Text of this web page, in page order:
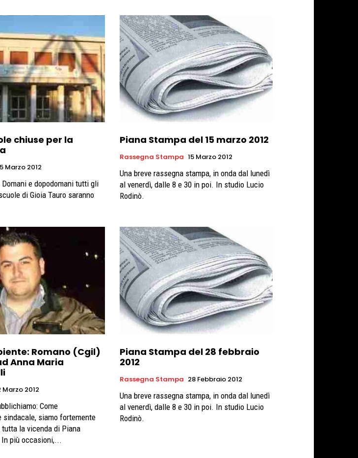
chiuse per la
Marzo 2012
Domani e dopodomani tutti gli
di Gioia Tauro saranno
Piana Stampa del 15 marzo 2012
Rassegna Stampa 15 Marzo 2012
Una breve rassegna stampa, in onda dal lunedì
al venerdì, dalle 8 e 30 in poi. In studio Lucio
Rodinò.
Romano (Cgil)
Anna Maria
Marzo 2012
Come
sindacale, siamo fortemente
la vicenda di Piana
più occasioni,...
Piana Stampa del 28 febbraio
2012
Rassegna Stampa 28 Febbraio 2012
Una breve rassegna stampa, in onda dal lunedì
al venerdì, dalle 8 e 30 in poi. In studio Lucio
Rodinò.